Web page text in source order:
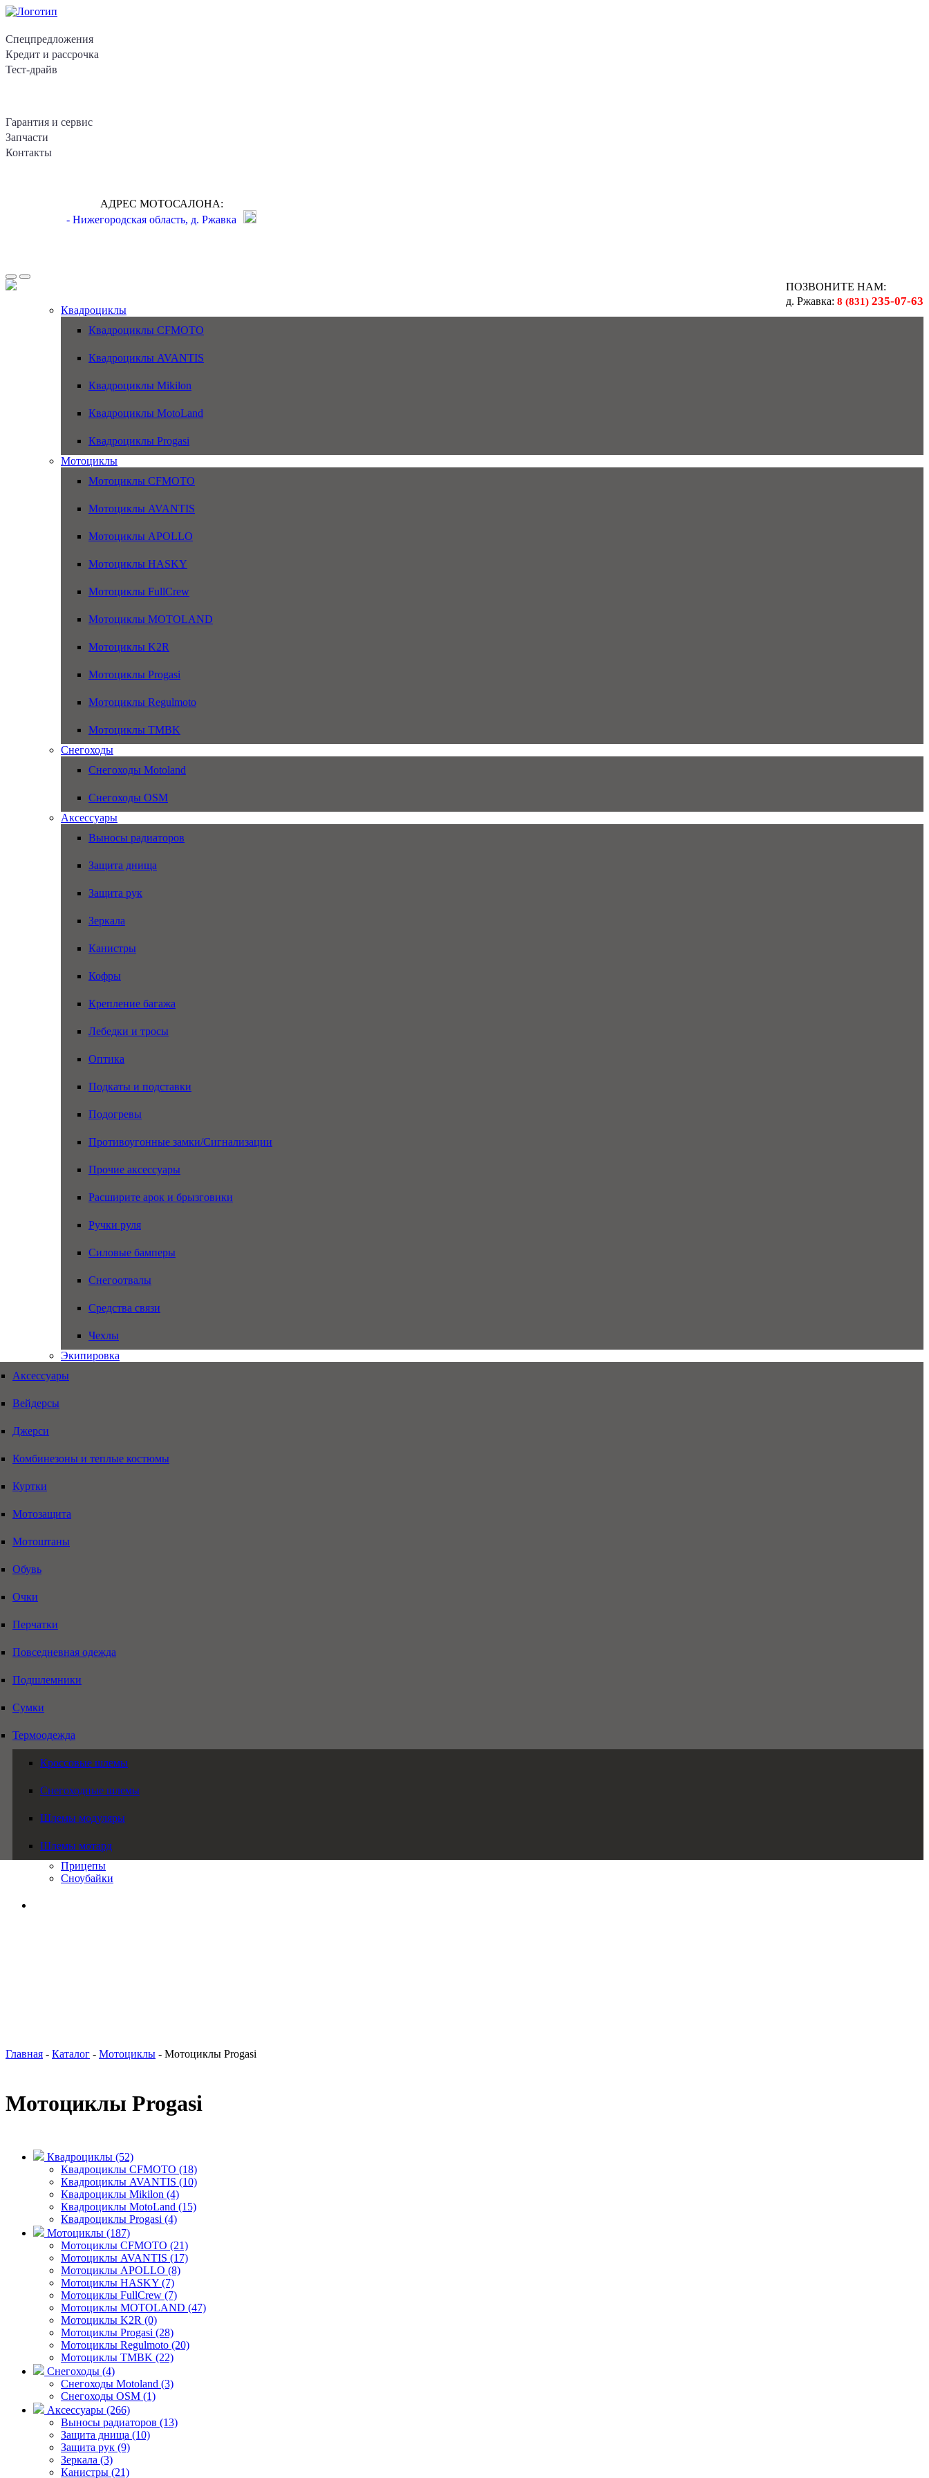
Спецпредложения
Кредит и рассрочка
Тест-драйв
Гарантия и сервис
Запчасти
Контакты
АДРЕС МОТОСАЛОНА:
- Нижегородская область, д. Ржавка
ПОЗВОНИТЕ НАМ:
д. Ржавка: 8 (831) 235-07-63
Квадроциклы
Квадроциклы CFMOTO
Квадроциклы AVANTIS
Квадроциклы Mikilon
Квадроциклы MotoLand
Квадроциклы Progasi
Мотоциклы
Мотоциклы CFMOTO
Мотоциклы AVANTIS
Мотоциклы APOLLO
Мотоциклы HASKY
Мотоциклы FullCrew
Мотоциклы MOTOLAND
Мотоциклы K2R
Мотоциклы Progasi
Мотоциклы Regulmoto
Мотоциклы TMBK
Снегоходы
Снегоходы Motoland
Снегоходы OSM
Аксессуары
Выносы радиаторов
Защита днища
Защита рук
Зеркала
Канистры
Кофры
Крепление багажа
Лебедки и тросы
Оптика
Подкаты и подставки
Подогревы
Противоугонные замки/Сигнализации
Прочие аксессуары
Расширите арок и брызговики
Ручки руля
Силовые бамперы
Снегоотвалы
Средства связи
Чехлы
Экипировка
Аксессуары
Вейдерсы
Джерси
Комбинезоны и теплые костюмы
Куртки
Мотозащита
Мотоштаны
Обувь
Очки
Перчатки
Повседневная одежда
Подшлемники
Сумки
Термоодежда
Кроссовые шлемы
Снегоходные шлемы
Шлемы модуляры
Шлемы мотард
Прицепы
Сноубайки
Главная - Каталог - Мотоциклы - Мотоциклы Progasi
Мотоциклы Progasi
Квадроциклы (52)
Квадроциклы CFMOTO (18)
Квадроциклы AVANTIS (10)
Квадроциклы Mikilon (4)
Квадроциклы MotoLand (15)
Квадроциклы Progasi (4)
Мотоциклы (187)
Мотоциклы CFMOTO (21)
Мотоциклы AVANTIS (17)
Мотоциклы APOLLO (8)
Мотоциклы HASKY (7)
Мотоциклы FullCrew (7)
Мотоциклы MOTOLAND (47)
Мотоциклы K2R (0)
Мотоциклы Progasi (28)
Мотоциклы Regulmoto (20)
Мотоциклы TMBK (22)
Снегоходы (4)
Снегоходы Motoland (3)
Снегоходы OSM (1)
Аксессуары (266)
Выносы радиаторов (13)
Защита днища (10)
Защита рук (9)
Зеркала (3)
Канистры (21)